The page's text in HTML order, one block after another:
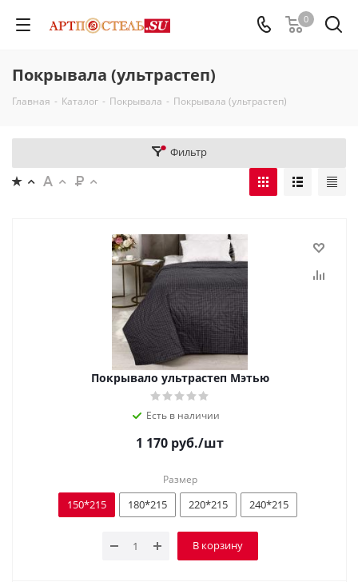
0
Покрывала (ультрастеп)
Главная - Каталог - Покрывала - Покрывала (ультрастеп)
Фильтр
Покрывало ультрастеп Мэтью
Есть в наличии
1 170 руб./шт
Размер
150*215 180*215 220*215 240*215
В корзину